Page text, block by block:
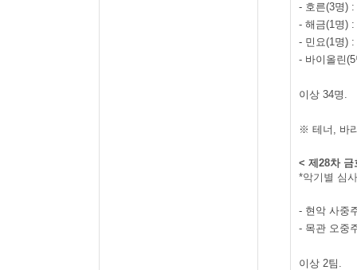
- 호른(3명) :
- 해금(1명) :
- 민요(1명) :
- 바이올린(5
이상 34명 .
※ 테너 , 바
< 제 28차 금
*악기별 심
- 현악 사중
- 목관 오중
이상 2팀 .